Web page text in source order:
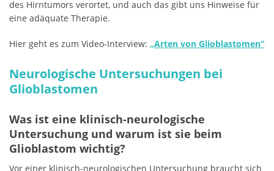
des Hirntumors verortet, und auch das gibt uns Hinweise für
eine adäquate Therapie.
Hier geht es zum Video-Interview: „Arten von Glioblastomen“
Neurologische Untersuchungen bei
Glioblastomen
Was ist eine klinisch-neurologische
Untersuchung und warum ist sie beim
Glioblastom wichtig?
Vor einer klinisch-neurologischen Untersuchung braucht sich